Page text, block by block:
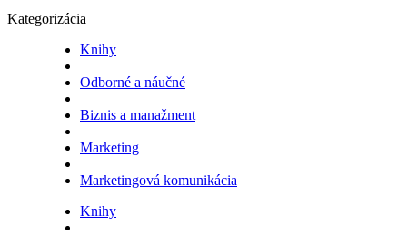
Kategorizácia
Knihy
Odborné a náučné
Biznis a manažment
Marketing
Marketingová komunikácia
Knihy